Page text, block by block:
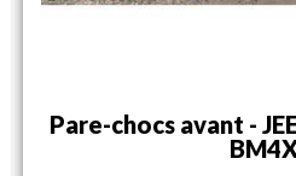
Pare-chocs avant -